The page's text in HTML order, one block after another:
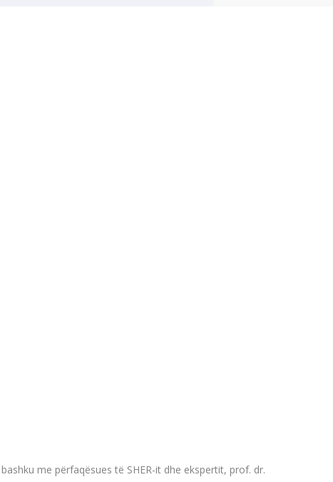
me përfaqësues të SHER-it dhe ekspertit, prof. dr.